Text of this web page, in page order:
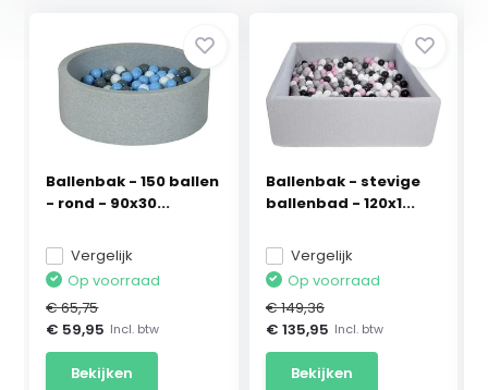
Ballenbak - 150 ballen
- rond - 90x30...
Vergelijk
Op voorraad
€ 65,75
€ 59,95 Incl. btw
Bekijken
Ballenbak - stevige
ballenbad - 120x1...
Vergelijk
Op voorraad
€ 149,36
€ 135,95 Incl. btw
Bekijken